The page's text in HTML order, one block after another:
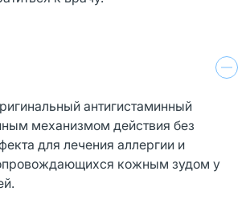
антигистаминный
механизмом действия без
для лечения аллергии и
кожным зудом у